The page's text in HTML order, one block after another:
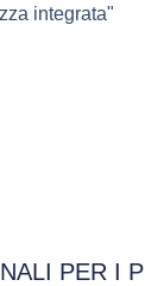
integrata"
PER I